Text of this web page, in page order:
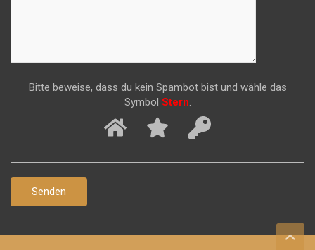
Bitte beweise, dass du kein Spambot bist und wähle das
Symbol Stern.